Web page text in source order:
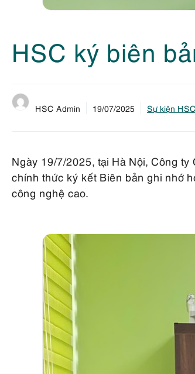
HSC ký biên
HSC Admin 19/07/2025 Sự kiện HSC
Ngày 19/7/2025, tại Hà Nội, Công
chính thức ký kết Biên bản ghi nhớ
công nghệ cao.